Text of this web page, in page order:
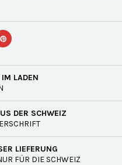
LADEN
DER SCHWEIZ
LIEFERUNG
FÜR DIE SCHWEIZ